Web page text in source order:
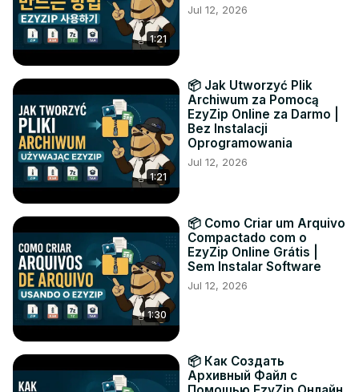
1:21
Jul 12, 2026
1:21
📦 Jak Utworzyć Plik
Archiwum za Pomocą
EzyZip Online za Darmo |
Bez Instalacji
Oprogramowania
Jul 12, 2026
1:30
📦 Como Criar um Arquivo
Compactado com o
EzyZip Online Grátis |
Sem Instalar Software
Jul 12, 2026
📦 Как Создать
Архивный Файл с